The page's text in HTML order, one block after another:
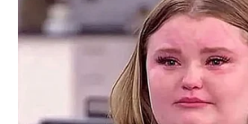
dengan campuran pisang dan ubi juga
perut.
Dibuat dari gula merah, santan dan juga
menambah wangi dan rasa pada kolak.
di Indonesia yang menggunakan